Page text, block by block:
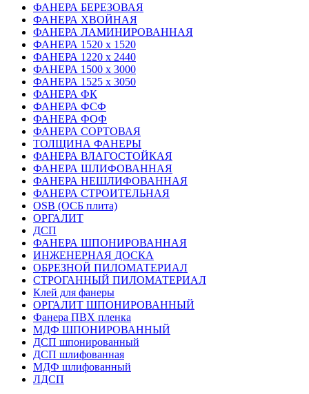
ФАНЕРА БЕРЕЗОВАЯ
ФАНЕРА ХВОЙНАЯ
ФАНЕРА ЛАМИНИРОВАННАЯ
ФАНЕРА 1520 х 1520
ФАНЕРА 1220 х 2440
ФАНЕРА 1500 х 3000
ФАНЕРА 1525 х 3050
ФАНЕРА ФК
ФАНЕРА ФСФ
ФАНЕРА ФОФ
ФАНЕРА СОРТОВАЯ
ТОЛЩИНА ФАНЕРЫ
ФАНЕРА ВЛАГОСТОЙКАЯ
ФАНЕРА ШЛИФОВАННАЯ
ФАНЕРА НЕШЛИФОВАННАЯ
ФАНЕРА СТРОИТЕЛЬНАЯ
OSB (ОСБ плита)
ОРГАЛИТ
ДСП
ФАНЕРА ШПОНИРОВАННАЯ
ИНЖЕНЕРНАЯ ДОСКА
ОБРЕЗНОЙ ПИЛОМАТЕРИАЛ
СТРОГАННЫЙ ПИЛОМАТЕРИАЛ
Клей для фанеры
ОРГАЛИТ ШПОНИРОВАННЫЙ
Фанера ПВХ пленка
МДФ ШПОНИРОВАННЫЙ
ДСП шпонированный
ДСП шлифованная
МДФ шлифованный
ЛДСП